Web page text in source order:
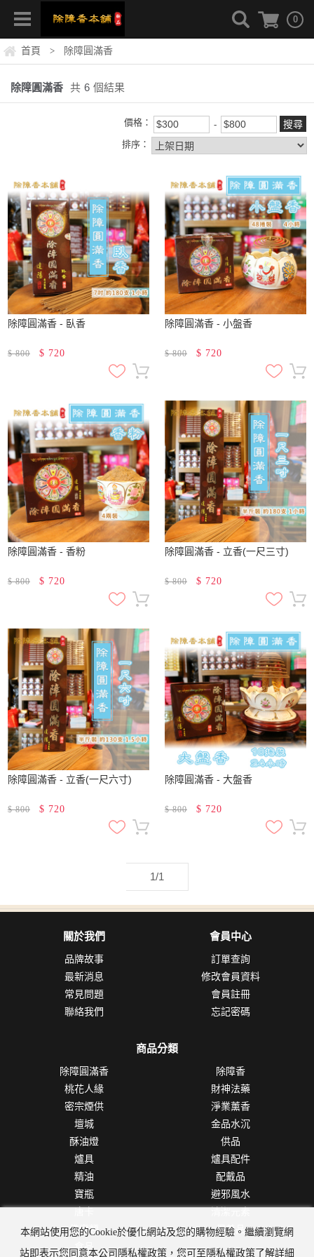
0
首頁 > 除障圓滿香
除障圓滿香 共 6 個結果
價格：
排序：
除障圓滿香 - 臥香
$800 $ 720
除障圓滿香 - 小盤香
$800 $ 720
除障圓滿香 - 香粉
$800 $ 720
除障圓滿香 - 立香(一尺三寸)
$800 $ 720
除障圓滿香 - 立香(一尺六寸)
$800 $ 720
除障圓滿香 - 大盤香
$800 $ 720
1/1
關於我們
品牌故事
最新消息
常見問題
聯絡我們
會員中心
訂單查詢
修改會員資料
會員註冊
忘記密碼
商品分類
除障圓滿香
除障香
桃花人緣
財神法藥
密宗煙供
淨業薰香
壇城
金品水沉
酥油燈
供品
爐具
爐具配件
精油
配戴品
寶瓶
避邪風水
唐卡
清潔元素
佛樂類
保養品
食品
本網站使用您的Cookie於優化網站及您的購物經驗。繼續瀏覽網
站即表示您同意本公司隱私權政策，您可至隱私權政策了解詳細